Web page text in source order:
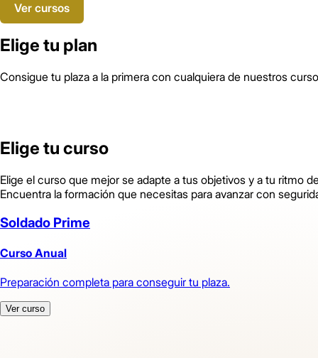
Ver cursos
Elige tu plan
Consigue tu plaza a la primera con cualquiera de nuestros
Elige tu curso
Elige el curso que mejor se adapte a tus objetivos y a tu ritmo
Encuentra la formación que necesitas para avanzar con
Soldado Prime
Curso Anual
Preparación completa para conseguir tu plaza.
Ver curso